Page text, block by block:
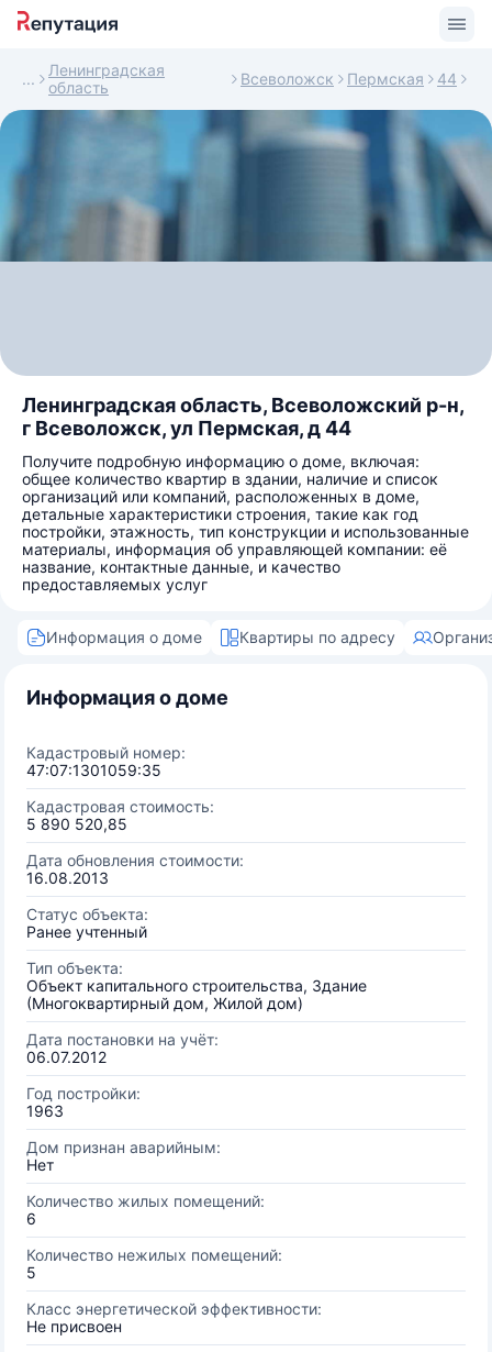
Ленинградская
область
Всеволожск Пермская 44
Ленинградская область, Всеволожский р-н,
г Всеволожск, ул Пермская, д 44
Получите подробную информацию о доме, включая:
общее количество квартир в здании, наличие и список
организаций или компаний, расположенных в доме,
детальные характеристики строения, такие как год
постройки, этажность, тип конструкции и использованные
материалы, информация об управляющей компании: её
название, контактные данные, и качество
предоставляемых услуг
Информация о доме Квартиры по адресу
Информация о доме
Кадастровый номер:
47:07:1301059:35
Кадастровая стоимость:
5 890 520,85
Дата обновления стоимости:
16.08.2013
Статус объекта:
Ранее учтенный
Тип объекта:
Объект капитального строительства, Здание
(Многоквартирный дом, Жилой дом)
Дата постановки на учёт:
06.07.2012
Год постройки:
1963
Дом признан аварийным:
Нет
Количество жилых помещений:
6
Количество нежилых помещений:
5
Класс энергетической эффективности:
Не присвоен